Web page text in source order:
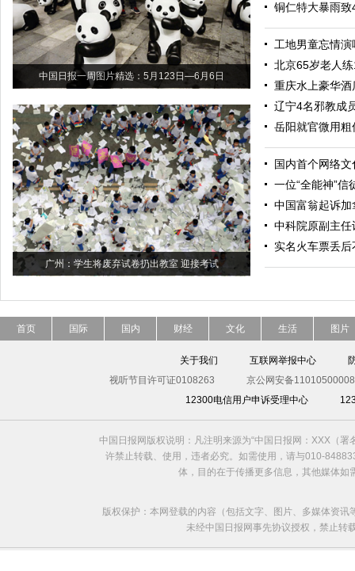
中国日报一周图片精选：5月123日—6月6日
广州：学生将废弃试卷扔出教室 迎接考试
铜仁特大暴雨
工地男童忘情
北京65岁老人
重庆水上豪华
辽宁4名邪教成
岳阳就官微用
国内首个网络
一位“全能神”信
中国富翁起诉
中科院原副主
实名火车票丢
首页 国际 国内 财经 文化 生活 图片
关于我们 互联网举报中心
视听节目许可证0108263
京公网安备
12300电信用户申诉受理中心
中国日报网版权说明：凡注明来源为“中国日报网：XXX（
许禁止转载、使用，违者必究。如需使用，请与010-
体，目的在于传播更多信息，其他媒体
版权保护：本网登载的内容（包括文字、图片、多媒体资
未经中国日报网事先协议授权，禁止转